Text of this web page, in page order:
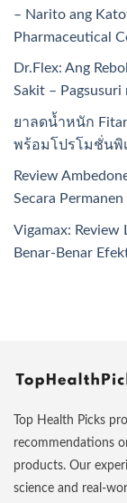
– Narito ang
Pharmaceutical
Dr.Flex: Ang
Sakit – Pagsusuri
ยาลดน้ำหนัก
พร้อมโปรโมชั่นพิ
Review
Secara
Vigamax: Review
Benar-Benar
Top Health Picks
recommendations
products. Our
science and real-